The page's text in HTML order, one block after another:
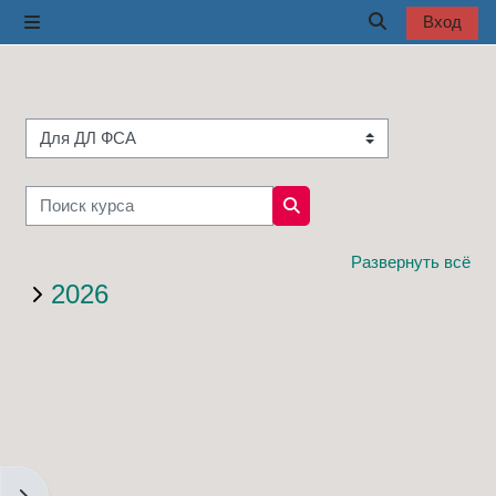
Изменить
Вход
Категории курсов
Поиск курса
Развернуть всё
2026